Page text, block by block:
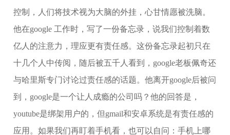
控制，人们将技术视为大脑的外挂，心甘情愿被洗脑。
他在google 工作时，写了一份备忘录，说我们控制着数
亿人的注意力，理应更有责任感。这份备忘录起初只在
十几个人中传阅，随后被五千人看到，google老板佩奇还
与哈里斯专门讨论过责任感的话题。他离开google后被问
到，google是一个让人成瘾的公司吗？他的回答是，
youtube是绑架用户的，但gmail和安卓系统是有责任感的
应用。如果我们再盯着手机看，也可以自问：手机上哪